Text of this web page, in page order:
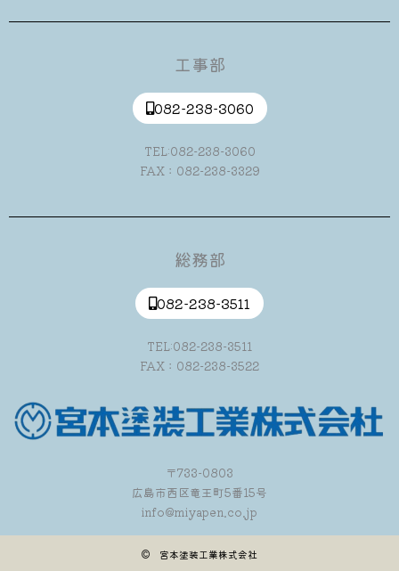
工事部
082-238-3060
TEL:082-238-3060
FAX：082-238-3329
総務部
082-238-3511
TEL:082-238-3511
FAX：082-238-3522
〒733-0803
広島市西区竜王町5番15号
info@miyapen.co.jp
© 宮本塗装工業株式会社